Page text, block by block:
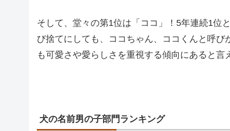
そして、堂々の第1位は「ココ」！5年連続1位
び捨てにしても、ココちゃん、ココくんと呼
も可愛さや愛らしさを重視する傾向にあると言
犬の名前男の子部門ランキング